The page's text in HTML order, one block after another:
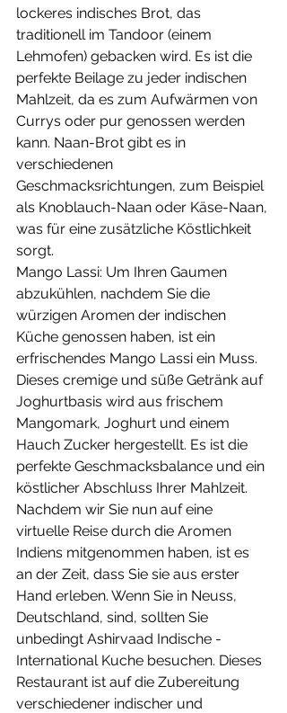
lockeres indisches Brot, das
traditionell im Tandoor (einem
Lehmofen) gebacken wird. Es ist die
perfekte Beilage zu jeder indischen
Mahlzeit, da es zum Aufwärmen von
Currys oder pur genossen werden
kann. Naan-Brot gibt es in
verschiedenen
Geschmacksrichtungen, zum Beispiel
als Knoblauch-Naan oder Käse-Naan,
was für eine zusätzliche Köstlichkeit
sorgt.
Mango Lassi: Um Ihren Gaumen
abzukühlen, nachdem Sie die
würzigen Aromen der indischen
Küche genossen haben, ist ein
erfrischendes Mango Lassi ein Muss.
Dieses cremige und süße Getränk auf
Joghurtbasis wird aus frischem
Mangomark, Joghurt und einem
Hauch Zucker hergestellt. Es ist die
perfekte Geschmacksbalance und ein
köstlicher Abschluss Ihrer Mahlzeit.
Nachdem wir Sie nun auf eine
virtuelle Reise durch die Aromen
Indiens mitgenommen haben, ist es
an der Zeit, dass Sie sie aus erster
Hand erleben. Wenn Sie in Neuss,
Deutschland, sind, sollten Sie
unbedingt Ashirvaad Indische -
International Kuche besuchen. Dieses
Restaurant ist auf die Zubereitung
verschiedener indischer und